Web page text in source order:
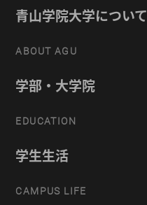
青山学院大学について
ABOUT AGU
学部・大学院
EDUCATION
学生生活
CAMPUS LIFE